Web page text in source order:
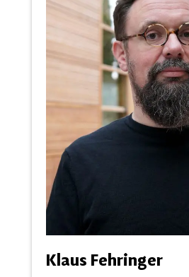
Klaus Fehringer